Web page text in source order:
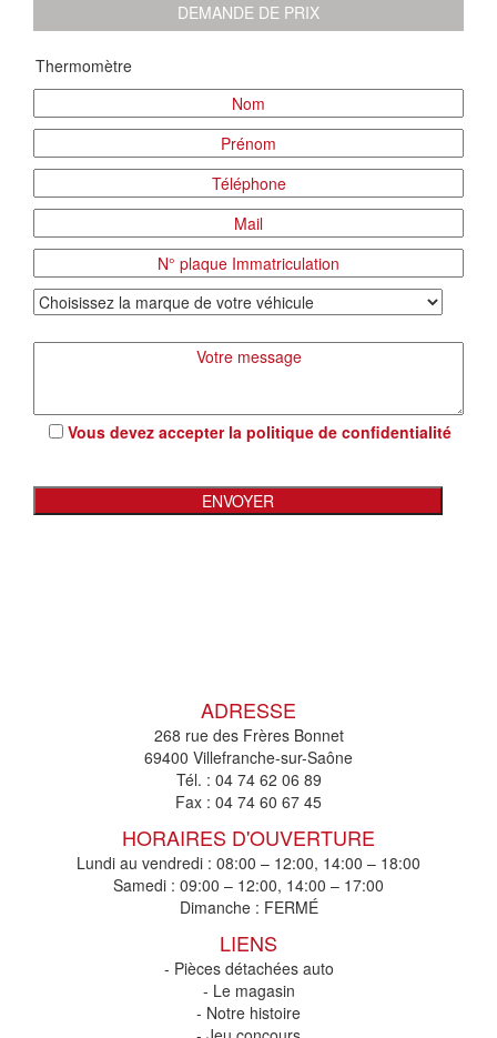
DEMANDE DE PRIX
Vous devez accepter la politique de confidentialité
ADRESSE
268 rue des Frères Bonnet
69400 Villefranche-sur-Saône
Tél. : 04 74 62 06 89
Fax : 04 74 60 67 45
HORAIRES D'OUVERTURE
Lundi au vendredi : 08:00 – 12:00, 14:00 – 18:00
Samedi : 09:00 – 12:00, 14:00 – 17:00
Dimanche : FERMÉ
LIENS
- Pièces détachées auto
- Le magasin
- Notre histoire